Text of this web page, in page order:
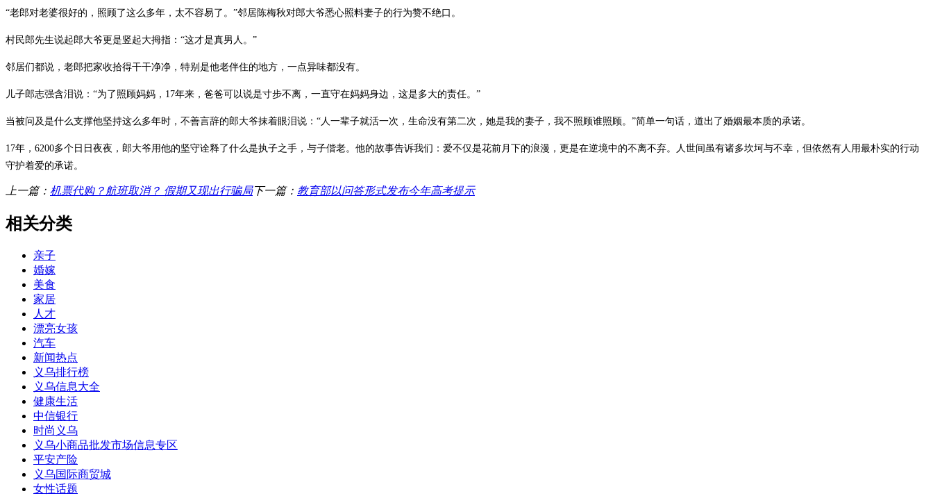
“老郎对老婆很好的，照顾了这么多年，太不容易了。”邻居陈梅秋对郎大爷悉心照料妻子的行为赞不绝口。
村民郎先生说起郎大爷更是竖起大拇指：“这才是真男人。”
邻居们都说，老郎把家收拾得干干净净，特别是他老伴住的地方，一点异味都没有。
儿子郎志强含泪说：“为了照顾妈妈，17年来，爸爸可以说是寸步不离，一直守在妈妈身边，这是多大的责任。”
当被问及是什么支撑他坚持这么多年时，不善言辞的郎大爷抹着眼泪说：“人一辈子就活一次，生命没有第二次，她是我的妻子，我不照顾谁照顾。”简单一句话，道出了婚姻最本质的承诺。
17年，6200多个日日夜夜，郎大爷用他的坚守诠释了什么是执子之手，与子偕老。他的故事告诉我们：爱不仅是花前月下的浪漫，更是在逆境中的不离不弃。人世间虽有诸多坎坷与不幸，但依然有人用最朴实的行动
守护着爱的承诺。
上一篇： 机票代购？航班取消？ 假期又现出行骗局下一篇： 教育部以问答形式发布今年高考提示
相关分类
亲子
婚嫁
美食
家居
人才
漂亮女孩
汽车
新闻热点
义乌排行榜
义乌信息大全
健康生活
中信银行
时尚义乌
义乌小商品批发市场信息专区
平安产险
义乌国际商贸城
女性话题